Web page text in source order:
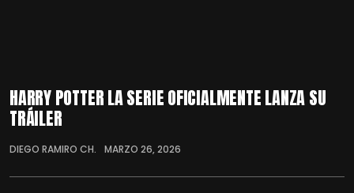
HARRY POTTER LA SERIE OFICIALMENTE LANZA SU
TRÁILER
DIEGO RAMIRO CH. MARZO 26, 2026